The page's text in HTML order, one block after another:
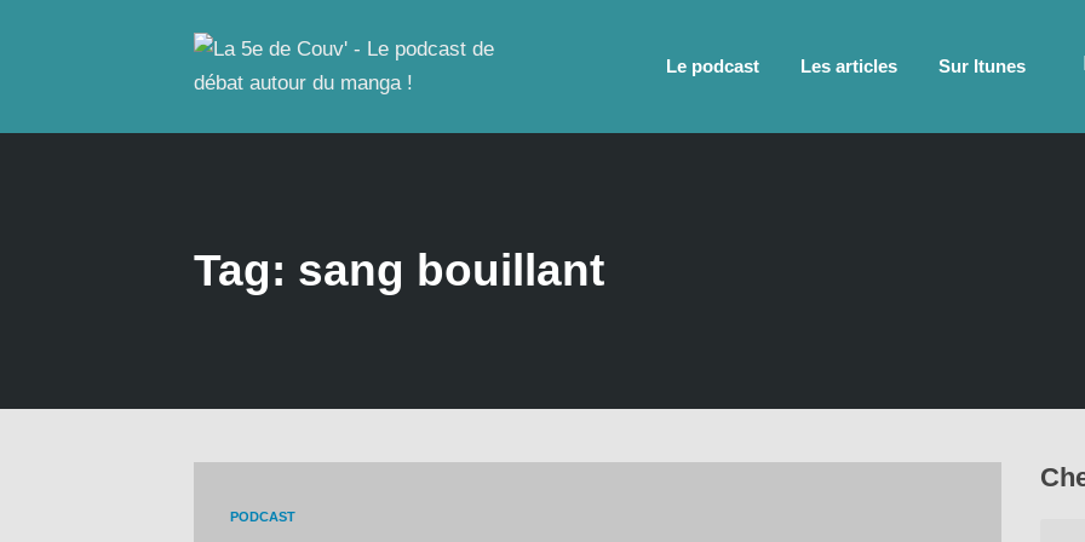
Le podcast Les articles Sur Itunes
Tag: sang bouillant
PODCAST